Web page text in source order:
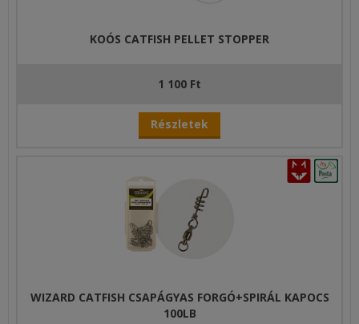
KOÓS CATFISH PELLET STOPPER
1 100 Ft
Részletek
WIZARD CATFISH CSAPÁGYAS FORGÓ+SPIRÁL KAPOCS
100LB